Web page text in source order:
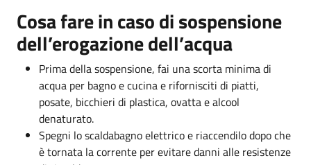
Cosa fare in caso di sospensione
dell’erogazione dell’acqua
Prima della sospensione, fai una scorta minima di
acqua per bagno e cucina e rifornisciti di piatti,
posate, bicchieri di plastica, ovatta e alcool
denaturato.
Spegni lo scaldabagno elettrico e riaccendilo dopo che
è tornata la corrente per evitare danni alle resistenze